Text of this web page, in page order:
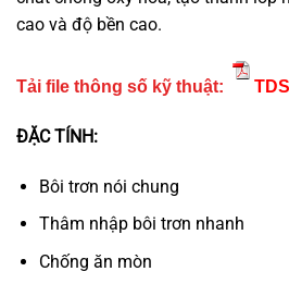
cao và độ bền cao.
Tải file thông số kỹ thuật: TDS
ĐẶC TÍNH:
Bôi trơn nói chung
Thâm nhập bôi trơn nhanh
Chống ăn mòn